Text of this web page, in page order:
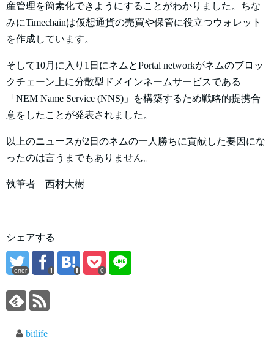
産管理を簡素化できようにすることがわかりました。ちな
みにTimechainは仮想通貨の売買や保管に役立つウォレット
を作成しています。
そして10月に入り1日にネムとPortal networkがネムのブロッ
クチェーン上に分散型ドメインネームサービスである
「NEM Name Service (NNS)」を構築するため戦略的提携合
意をしたことが発表されました。
以上のニュースが2日のネムの一人勝ちに貢献した要因にな
ったのは言うまでもありません。
執筆者 西村大樹
シェアする
error 0
bitlife